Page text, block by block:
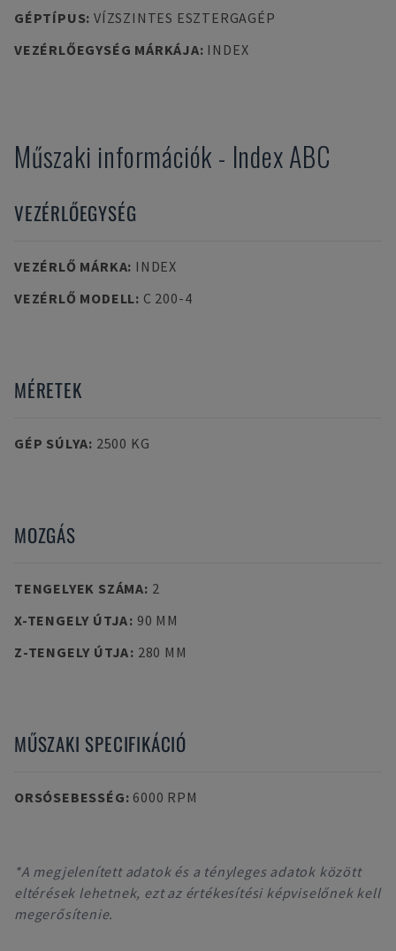
GÉPTÍPUS: VÍZSZINTES ESZTERGAGÉP
VEZÉRLŐEGYSÉG MÁRKÁJA: INDEX
Műszaki információk - IndexABC
VEZÉRLŐEGYSÉG
VEZÉRLŐ MÁRKA: INDEX
VEZÉRLŐ MODELL: C 200-4
MÉRETEK
GÉP SÚLYA: 2500 KG
MOZGÁS
TENGELYEK SZÁMA: 2
X-TENGELY ÚTJA: 90 MM
Z-TENGELY ÚTJA: 280 MM
MŰSZAKI SPECIFIKÁCIÓ
ORSÓSEBESSÉG: 6000 RPM
*A megjelenített adatok és a tényleges adatok között
eltérések lehetnek, ezt az értékesítési képviselőnek kell
megerősítenie.